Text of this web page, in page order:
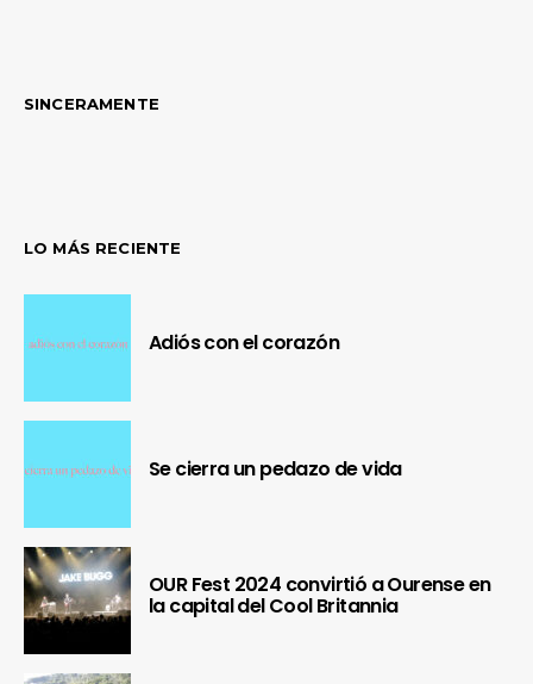
SINCERAMENTE
LO MÁS RECIENTE
Adiós con el corazón
Se cierra un pedazo de vida
OUR Fest 2024 convirtió a Ourense en
la capital del Cool Britannia